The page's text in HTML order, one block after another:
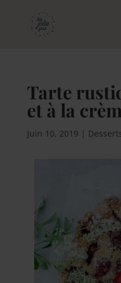
Tarte
et à la
Juin 10, 2019 |